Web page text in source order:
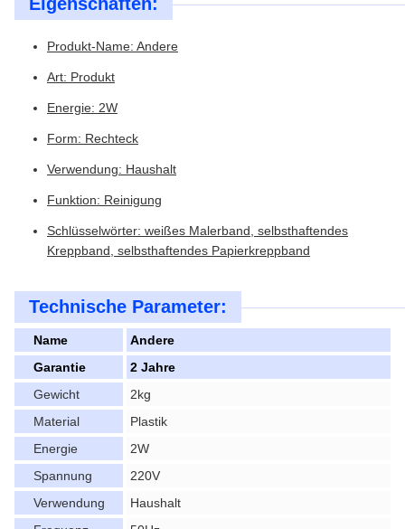
Produkt-Name: Andere
Art: Produkt
Energie: 2W
Form: Rechteck
Verwendung: Haushalt
Funktion: Reinigung
Schlüsselwörter: weißes Malerband, selbsthaftendes
Kreppband, selbsthaftendes Papierkreppband
Technische Parameter:
Name
Andere
Garantie
2 Jahre
Gewicht
2kg
Material
Plastik
Energie
2W
Spannung
220V
Verwendung
Haushalt